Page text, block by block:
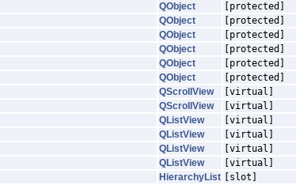
QObject
[protected]
QObject
[protected]
QObject
[protected]
QObject
[protected]
QObject
[protected]
QObject
[protected]
QScrollView
[virtual]
QScrollView
[virtual]
QListView
[virtual]
QListView
[virtual]
QListView
[virtual]
QListView
[virtual]
HierarchyList
[slot]